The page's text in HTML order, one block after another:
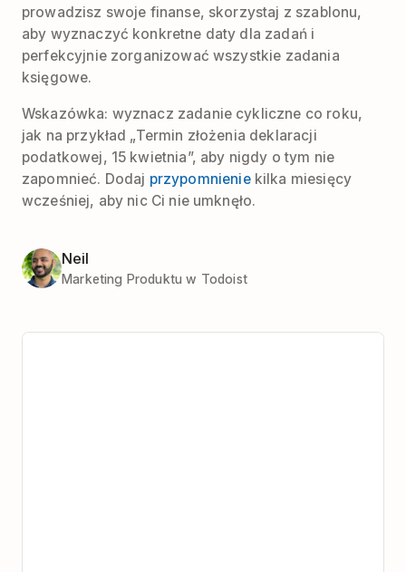
prowadzisz swoje finanse, skorzystaj z szablonu,
aby wyznaczyć konkretne daty dla zadań i
perfekcyjnie zorganizować wszystkie zadania
księgowe.
Wskazówka: wyznacz zadanie cykliczne co roku,
jak na przykład „Termin złożenia deklaracji
podatkowej, 15 kwietnia”, aby nigdy o tym nie
zapomnieć. Dodaj przypomnieniekilka miesięcy
wcześniej, aby nic Ci nie umknęło.
Neil
Marketing Produktu w Todoist